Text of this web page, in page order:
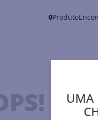
0Produto
UMA